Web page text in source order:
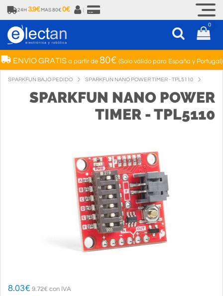
24H 3.9€ MAS 80€ 0€
0
ENVIO GRATISa partir de 80€ (Solo válido para España y Portugal)
SPARKFUN BAJO PEDIDO SPARKFUN NANO POWER TIMER - TPL5110
SPARKFUN NANO POWER
TIMER - TPL5110
8.03€ 9.72€ con IVA